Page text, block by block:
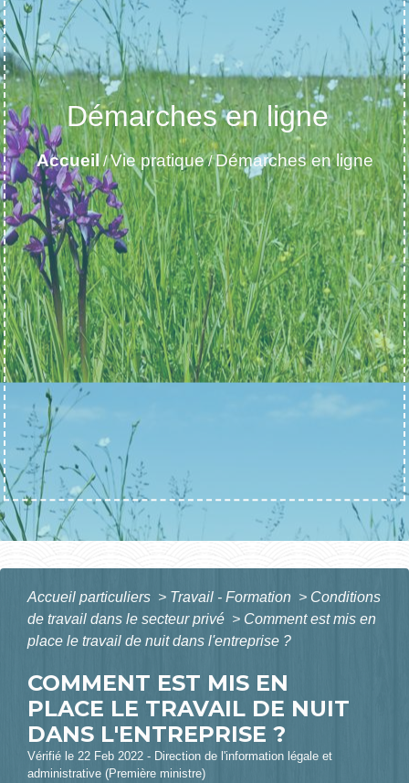
Démarches en ligne
Accueil /Vie pratique/Démarches en ligne
Accueil particuliers > Travail - Formation > Conditions
de travail dans le secteur privé > Comment est mis en
place le travail de nuit dans l'entreprise ?
COMMENT EST MIS EN
PLACE LE TRAVAIL DE NUIT
DANS L'ENTREPRISE ?
Vérifié le 22 Feb 2022 - Direction de l'information légale et
administrative (Première ministre)